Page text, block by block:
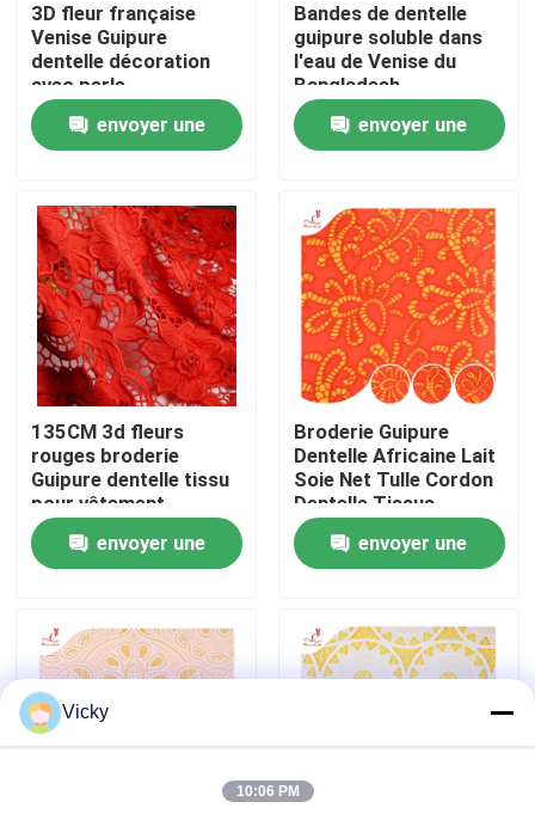
Maison
Au sujet de nous
Visite d'usine
Contrôle de qualité
Contactez-nous
Demandez une citation
Exhibition Information
tissu brodé de dentelle
équilibre brodé de dentelle
3D fleur française
Venise Guipure
dentelle décoration
avec perle
envoyer une
Bandes de dentelle
guipure soluble dans
l'eau de Venise du
Bangladesh
envoyer une
135CM 3d fleurs
rouges broderie
Guipure dentelle tissu
pour vêtement
envoyer une
Broderie Guipure
Dentelle Africaine Lait
Soie Net Tulle Cordon
Dentelle Tissus
envoyer une
Vicky
10:06 PM